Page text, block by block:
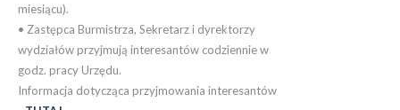
miesiącu).
• Zastępca Burmistrza, Sekretarz i dyrektorzy
wydziałów przyjmują interesantów codziennie w
godz. pracy Urzędu.
Informacja dotycząca przyjmowania interesantów